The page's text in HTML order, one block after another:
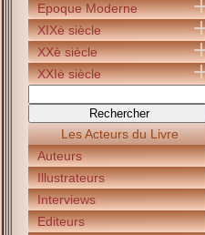
Epoque Moderne
XIXè siècle
XXè siècle
XXIè siècle
Les Acteurs du Livre
Auteurs
Illustrateurs
Interviews
Editeurs